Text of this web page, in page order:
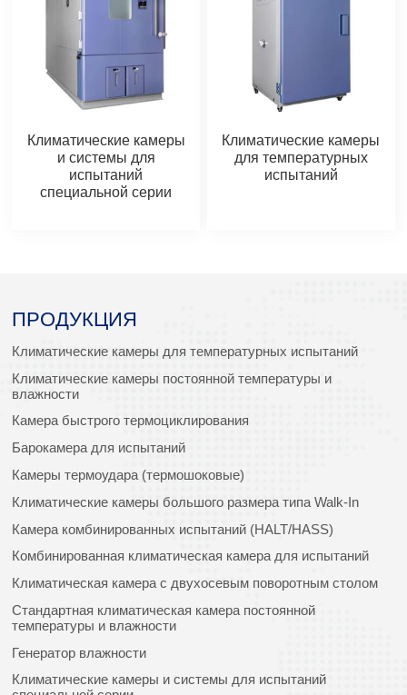
Климатические камеры
и системы для
испытаний
специальной серии
Климатические камеры
для температурных
испытаний
ПРОДУКЦИЯ
Климатические камеры для температурных испытаний
Климатические камеры постоянной температуры и
влажности
Камера быстрого термоциклирования
Барокамера для испытаний
Камеры термоудара (термошоковые)
Климатические камеры большого размера типа Walk-In
Камера комбинированных испытаний (HALT/HASS)
Комбинированная климатическая камера для испытаний
Климатическая камера с двухосевым поворотным столом
Стандартная климатическая камера постоянной
температуры и влажности
Генератор влажности
Климатические камеры и системы для испытаний